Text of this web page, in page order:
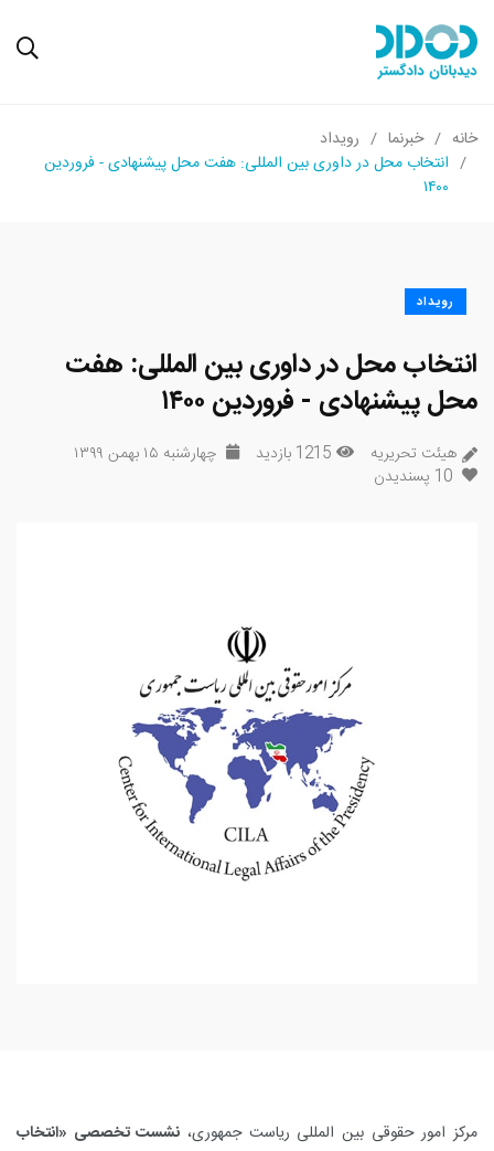
خانه خبرنما
رویداد
انتخاب محل در داوری بین المللی: هفت محل پیشنهادی - فروردین
۱۴۰۰
رویداد
انتخاب محل در داوری بین المللی: هفت
محل پیشنهادی - فروردین ۱۴۰۰
هیئت تحریریه 1215 بازدید
چهارشنبه ۱۵ بهمن ۱۳۹۹
10 پسندیدن
مرکز امور حقوقی بین المللی ریاست جمهوری، نشست تخصصی «انتخاب